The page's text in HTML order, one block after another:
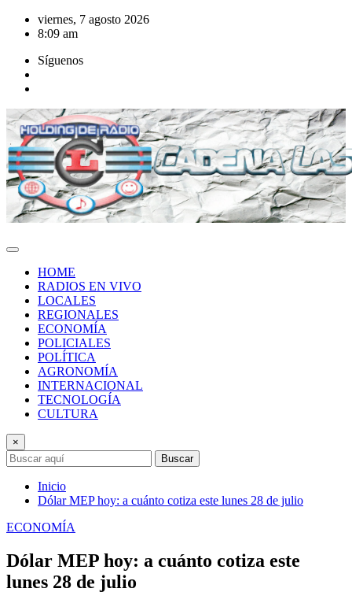
Saltar
viernes, 7 agosto 2026
8:09 am
Síguenos
HOME
RADIOS EN VIVO
LOCALES
REGIONALES
ECONOMÍA
POLICIALES
POLÍTICA
AGRONOMÍA
INTERNACIONAL
TECNOLOGÍA
CULTURA
×
Buscar
Inicio
Dólar MEP hoy: a cuánto cotiza este lunes 28 de julio
ECONOMÍA
Dólar MEP hoy: a cuánto cotiza este
lunes 28 de julio